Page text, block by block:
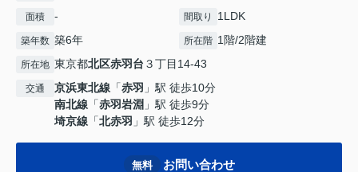
面積 - 間取り 1LDK
築年数 築6年 所在階 1階/2階建
所在地 東京都北区赤羽台 ３丁目14-43
交通 京浜東北線 「赤羽 」駅 徒歩10分
南北線 「赤羽岩淵 」駅 徒歩9分
埼京線 「北赤羽 」駅 徒歩12分
無料 お問い合わせ